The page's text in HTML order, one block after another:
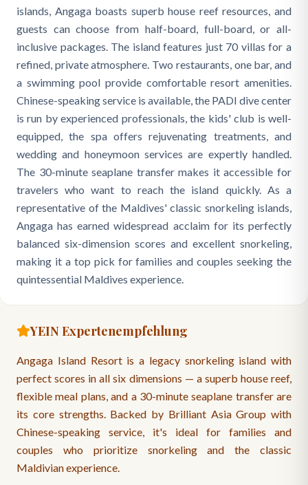
islands, Angaga boasts superb house reef resources, and
guests can choose from half-board, full-board, or all-
inclusive packages. The island features just 70 villas for a
refined, private atmosphere. Two restaurants, one bar, and
a swimming pool provide comfortable resort amenities.
Chinese-speaking service is available, the PADI dive center
is run by experienced professionals, the kids' club is well-
equipped, the spa offers rejuvenating treatments, and
wedding and honeymoon services are expertly handled.
The 30-minute seaplane transfer makes it accessible for
travelers who want to reach the island quickly. As a
representative of the Maldives' classic snorkeling islands,
Angaga has earned widespread acclaim for its perfectly
balanced six-dimension scores and excellent snorkeling,
making it a top pick for families and couples seeking the
quintessential Maldives experience.
YEIN Expertenempfehlung
Angaga Island Resort is a legacy snorkeling island with
perfect scores in all six dimensions — a superb house reef,
flexible meal plans, and a 30-minute seaplane transfer are
its core strengths. Backed by Brilliant Asia Group with
Chinese-speaking service, it's ideal for families and
couples who prioritize snorkeling and the classic
Maldivian experience.